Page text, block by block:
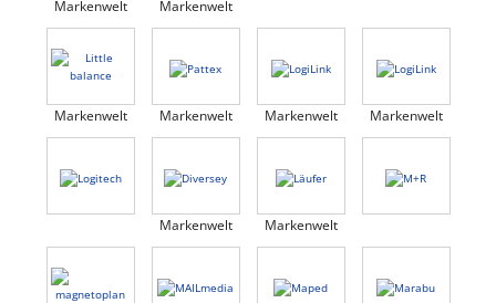
Markenwelt Markenwelt
Markenwelt Markenwelt Markenwelt Markenwelt
Markenwelt Markenwelt